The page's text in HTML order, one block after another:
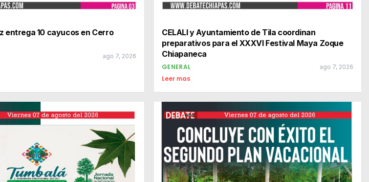
entrega 10 cayucos en Cerro
ago 7, 2026
CELALI y Ayuntamiento de Tila coordinan
preparativos para el XXXVI Festival Maya Zoque
Chiapaneca
GENERAL ago 7, 2026
Leer mas